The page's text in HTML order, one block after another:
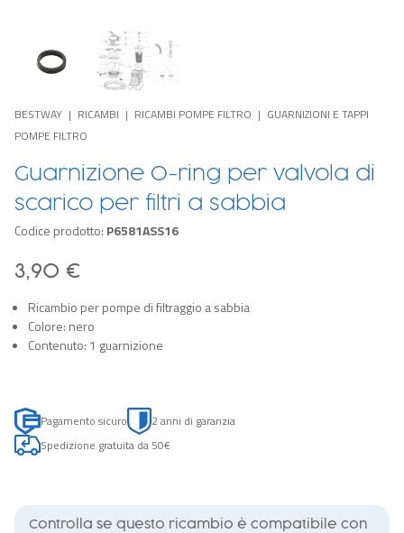
BESTWAY RICAMBI RICAMBI POMPE FILTRO
GUARNIZIONI E TAPPI
POMPE FILTRO
Guarnizione O-ring per valvola di
scarico per filtri a sabbia
Codice prodotto: P6581ASS16
3,90 €
Ricambio per pompe di filtraggio a sabbia
Colore: nero
Contenuto: 1 guarnizione
Pagamento sicuro
2 anni di garanzia
Spedizione gratuita da 50€
Controlla se questo ricambio è compatibile con